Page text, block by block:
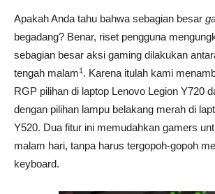
Apakah Anda tahu bahwa sebagian besar
begadang? Benar, riset pengguna
sebagian besar aksi gaming dilakukan
tengah malam1 . Karena itulah kami
RGP pilihan di laptop Lenovo Legion Y720
dengan pilihan lampu belakang merah di
Y520. Dua fitur ini memudahkan gamers
malam hari, tanpa harus tergopoh-gopoh
keyboard.